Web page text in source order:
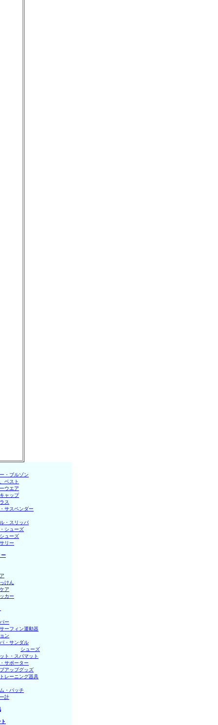
・ブルゾン
ベスト
ウエア
ャップ
ス
サスペンダー
・スリッパ
シューズ
ューズ
リー
ー
けん
ア
カー
ー
ーフィン運動器
ン
・サンダル
シューズ
ト・スパマット
サポーター
アップグッズ
レーニング器具
・パッチ
計